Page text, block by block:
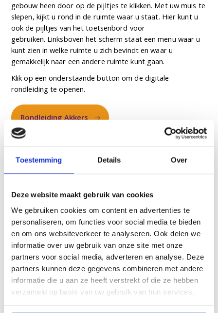
Toestemming Details Over
Deze website maakt gebruik van cookies
We gebruiken cookies om content en advertenties te
personaliseren, om functies voor social media te bieden
en om ons websiteverkeer te analyseren. Ook delen we
informatie over uw gebruik van onze site met onze
partners voor social media, adverteren en analyse. Deze
partners kunnen deze gegevens combineren met andere
informatie die u aan ze heeft verstrekt of die ze hebben
verzameld op basis van uw gebruik van hun services.
gebouw heen door op de pijltjes te klikken. Met uw muis te
slepen, kijkt u rond in de ruimte waar u staat. Hier kunt u
ook de pijltjes van het toetsenbord voor
gebruiken. Linksboven het scherm staat een menu waar u
kunt zien in welke ruimte u zich bevindt en waar u
gemakkelijk naar een andere ruimte kunt gaan.
Klik op een onderstaande button om de digitale
rondleiding te openen.
Rondleiding Akkers
Rondleiding Berkenstaete
Rondleiding Dommelhoef
Rondleiding Eerdbrand
Rondleiding Fleuriade